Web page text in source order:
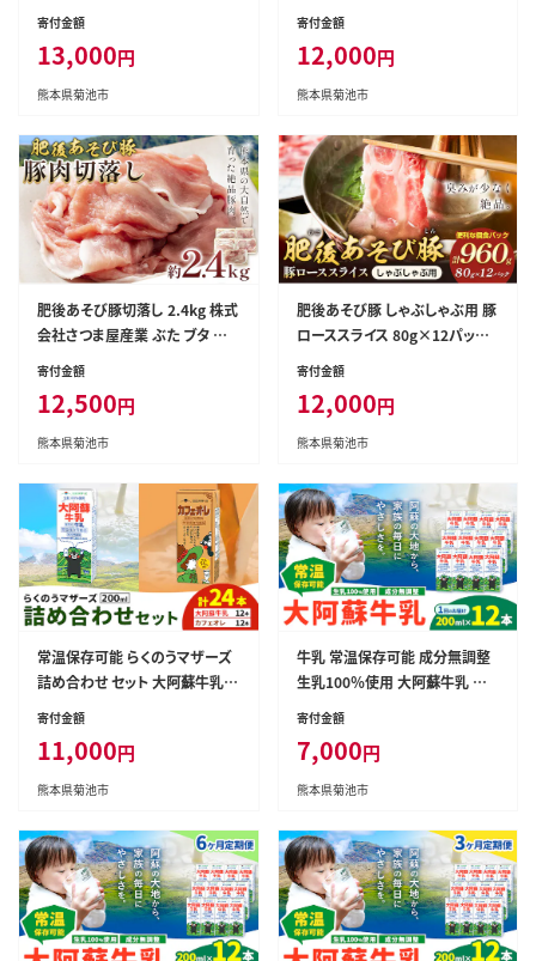
3.6kg《30日以内に出荷予定(土
寄付金額
13,000円
熊本県菊池市
会社さつま屋産業 ぶた ブタ 豚
アリブ 国産 九州産 熊本県産 菊
池市産 冷凍 送料無料《90日以
15-1979---
寄付金額
12,000円
熊本県菊池市
肥後あそび豚切落し 2.4kg 株式
会社さつま屋産業 ぶた ブタ 豚
肉 肉 ブランド豚 切り落とし 国
産 九州産 熊本県産 菊池市産 冷
凍 送料無料《90日以内に出荷予
定(土日祝除く)》---015-1978---
寄付金額
12,500円
熊本県菊池市
肥後あそび豚 しゃぶしゃぶ用 豚
ローススライス 80g×12パック
合計960g 株式会社さつま屋産
業 ぶた ブタ 豚肉 肉 ブランド豚
ロース肉 スライス 小分け 国産
九州産 熊本県産 菊池市産 冷凍
(土日祝除く)》---015-1981---
寄付金額
12,000円
熊本県菊池市
常温保存可能 らくのうマザーズ
詰め合わせ セット 大阿蘇牛乳 ＆
カフェ・オ・レ 200ml×12本ずつ
《30日以内に出荷予定(土日祝除
く)》熊本県 菊池市 大阿蘇牛乳
のうマザーズ ドリンク---016-15
16---
寄付金額
11,000円
熊本県菊池市
牛乳 常温保存可能 成分無調整
生乳100％使用 大阿蘇牛乳 紙
パック 200ml×12本 合同会社
予定(土日祝除く)》熊本県 菊池
市 牛乳 乳飲料 乳性飲料 ドリン
イフ 熊本県産---016-2636---
寄付金額
7,000円
熊本県菊池市